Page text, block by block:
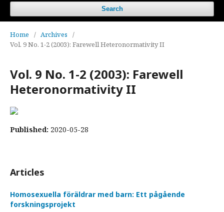
Search
Home / Archives
/
Vol. 9 No. 1-2 (2003): Farewell Heteronormativity II
Vol. 9 No. 1-2 (2003): Farewell
Heteronormativity II
Published: 2020-05-28
Articles
Homosexuella föräldrar med barn: Ett pågående
forskningsprojekt